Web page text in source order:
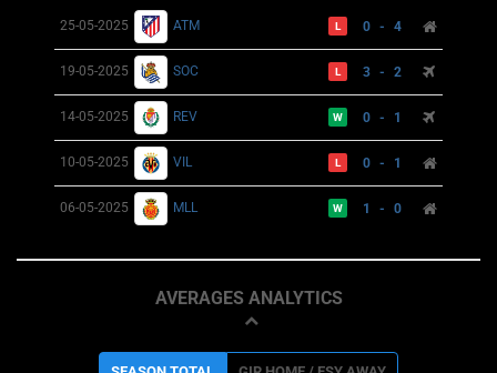
25-05-2025 ATM L 0 - 4
19-05-2025 SOC L 3 - 2
14-05-2025 REV W 0 - 1
10-05-2025 VIL L 0 - 1
06-05-2025 MLL W 1 - 0
AVERAGES ANALYTICS